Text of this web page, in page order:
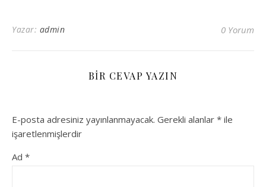
Yazar: admin 0 Yorum
BIR CEVAP YAZIN
E-posta adresiniz yayınlanmayacak. Gerekli alanlar * ile
işaretlenmişlerdir
Ad *